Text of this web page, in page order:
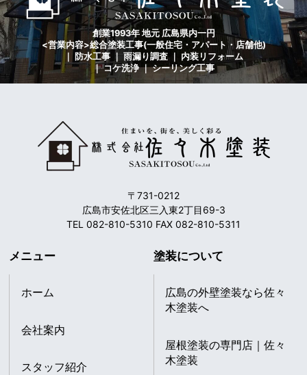
創業1993年 地元 広島県内一円
<営業内容>総合塗装工事(一般住宅・アパート・店舗他)
｜ 防水工事 ｜ 雨漏り調査 ｜ 内装リフォーム
｜ コケ洗浄 ｜ シーリング工事
〒731-0212
広島市安佐北区三入東2丁目69-3
TEL 082-810-5310 FAX 082-810-5311
メニュー
ホーム
会社案内
スタッフ紹介
塗装について
広島の外壁塗装なら佐々
木塗装へ
屋根塗装の専門店｜佐々
木塗装